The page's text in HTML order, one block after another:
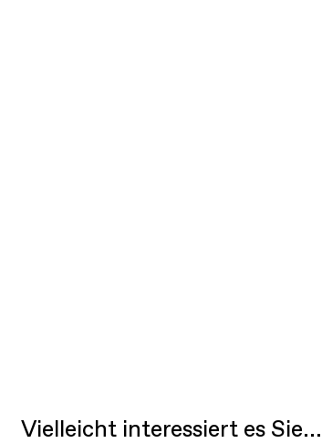
Vielleicht interessiert es Sie...